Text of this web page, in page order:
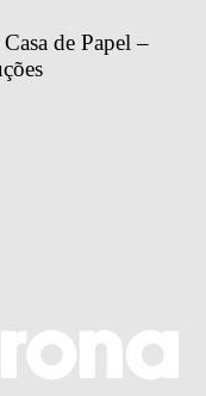
de Papel –